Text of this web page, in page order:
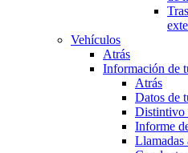
Vehículos
Atrás
Información de
Atrás
Datos de
Distintivo
Informe
Llamadas